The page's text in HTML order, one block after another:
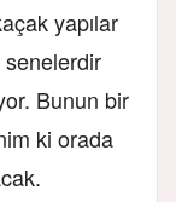
yapılar
senelerdir
Bunun bir
ki orada